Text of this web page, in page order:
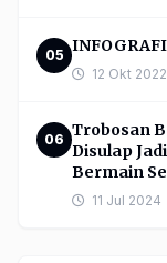
05
12 Okt 2022
06 Trobosan
Disulap
Bermain
11 Jul 2024